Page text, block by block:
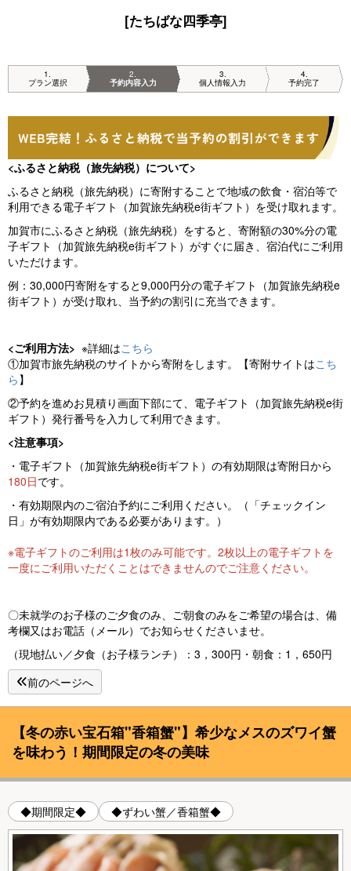
[たちばな四季亭]
1
プラン選択
2
予約内容入力
3
個人情報入力
4
予約完了
<ふるさと納税（旅先納税）について>
ふるさと納税（旅先納税）に寄附することで地域の飲食・宿泊等で
利用できる電子ギフト（加賀旅先納税e街ギフト）を受け取れます。
加賀市にふるさと納税（旅先納税）をすると、寄附額の30%分の電
子ギフト（加賀旅先納税e街ギフト）がすぐに届き、宿泊代にご利用
いただけます。
例：30,000円寄附をすると9,000円分の電子ギフト（加賀旅先納税e
街ギフト）が受け取れ、当予約の割引に充当できます。
<ご利用方法> ※詳細はこちら
①加賀市旅先納税のサイトから寄附をします。【寄附サイトはこち
ら 】
②予約を進めお見積り画面下部にて、電子ギフト（加賀旅先納税e街
ギフト）発行番号を入力して利用できます。
<注意事項>
・電子ギフト（加賀旅先納税e街ギフト）の有効期限は寄附日から
180日です。
・有効期限内のご宿泊予約にご利用ください。（「チェックイン
日」が有効期限内である必要があります。）
※電子ギフトのご利用は1枚のみ可能です。2枚以上の電子ギフトを
一度にご利用いただくことはできませんのでご注意ください。
〇未就学のお子様のご夕食のみ、ご朝食のみをご希望の場合は、備
考欄又はお電話（メール）でお知らせくださいませ。
（現地払い／夕食（お子様ランチ）：3，300円・朝食：1，650円
前のページへ
【冬の赤い宝石箱"香箱蟹"】希少なメスのズワイ蟹
を味わう！期間限定の冬の美味
◆期間限定◆ ◆ずわい蟹／香箱蟹◆